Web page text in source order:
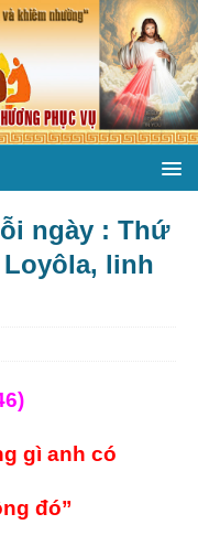
ngày : Thứ
Loyôla, linh
gì anh có
đó”